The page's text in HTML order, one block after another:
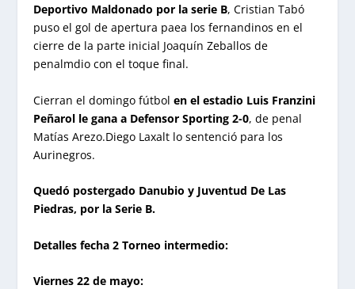
Deportivo Maldonado por la serie B, Cristian Tabó
puso el gol de apertura paea los fernandinos en el
cierre de la parte inicial Joaquín Zeballos de
penalmdio con el toque final.
Cierran el domingo fútbolen el estadio Luis Franzini
Peñarol le gana a Defensor Sporting 2-0, de penal
Matías Arezo.Diego Laxalt lo sentenció para los
Aurinegros.
Quedó postergado Danubio y Juventud De Las
Piedras, por la Serie B.
Detalles fecha 2 Torneo intermedio:
Viernes 22 de mayo: